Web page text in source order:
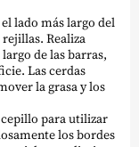
lado más largo del
Realiza
de las barras,
Las cerdas
la grasa y los
para utilizar
los bordes